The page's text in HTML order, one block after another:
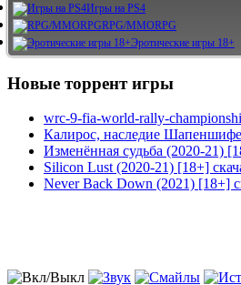
Игры на PS4
RPG/MMORPG
Эротические игры 18+
Новые торрент игры
wrc-9-fia-world-rally-
Калирос, наследие
Изменённая судьба (2020-21)
Silicon Lust (2020-21) [18+]
Never Back Down (2021) [18+]